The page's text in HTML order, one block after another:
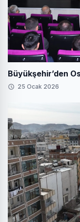
Büyükşehir’den
25 Ocak 2026